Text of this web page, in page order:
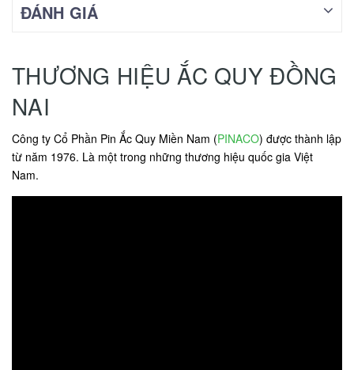
ĐÁNH GIÁ
THƯƠNG HIỆU ẮC QUY ĐỒNG
NAI
Công ty Cổ Phần Pin Ắc Quy Miền Nam (PINACO) được thành lập
từ năm 1976. Là một trong những thương hiệu quốc gia Việt
Nam.